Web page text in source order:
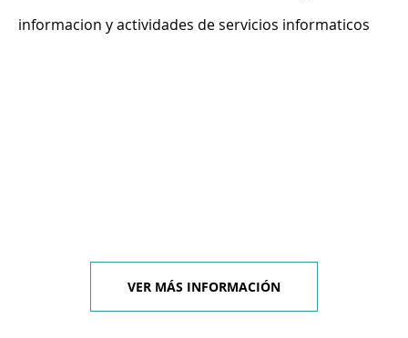
informacion y actividades de servicios informaticos
VER MÁS INFORMACIÓN